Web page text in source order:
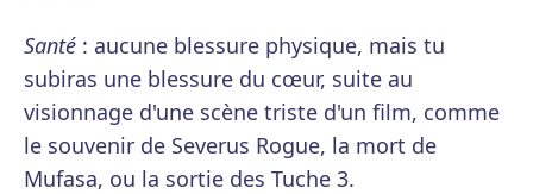
Santé : aucune blessure physique, mais tu
subiras une blessure du cœur, suite au
visionnage d'une scène triste d'un film, comme
le souvenir de Severus Rogue, la mort de
Mufasa, ou la sortie des Tuche 3.